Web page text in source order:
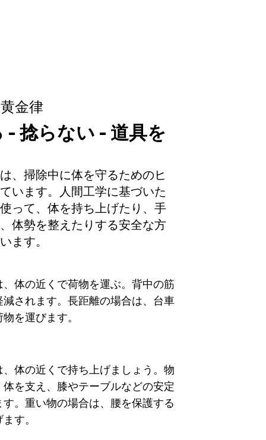
金律
- 捻らない - 道具を
、掃除中に体を守るためのヒ
います。人間工学に基づいた
って、体を持ち上げたり、手
体勢を整えたりする安全な方
ます。
体の近くで荷物を運ぶ。背中の筋
されます。長距離の場合は、台車
を運びます。
体の近くで持ち上げましょう。物
を支え、膝やテーブルなどの安定
。重い物の場合は、腰を保護する
す。